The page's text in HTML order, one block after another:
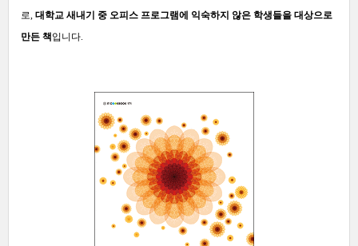
로, 대학교 새내기 중 오피스 프로그램에 익숙하지 않은 학생들을 대상으로
만든 책 입니다.